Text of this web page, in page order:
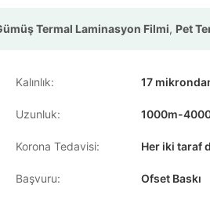
Termal Laminasyon Filmi, Pet
Kalınlık: 17
Uzunluk: 1000m-
Korona Tedavisi: Her iki taraf
Başvuru: Ofset Baskı